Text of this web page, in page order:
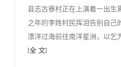
县志古寮村正在上演着一出生
之年的李姓村民挥泪告别自己
漂洋过海前往南洋星洲，以乞
[全 文]